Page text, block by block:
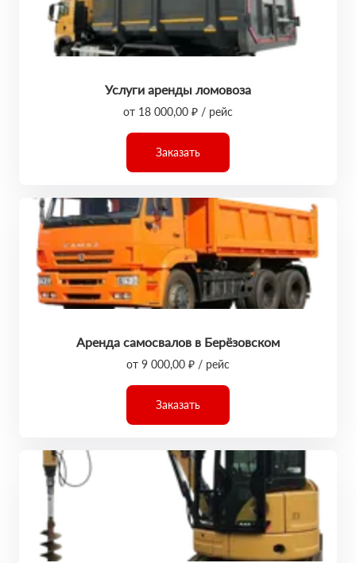
Услуги аренды ломовоза
от 18 000,00 ₽ / рейс
Заказать
Аренда самосвалов в Берёзовском
от 9 000,00 ₽ / рейс
Заказать